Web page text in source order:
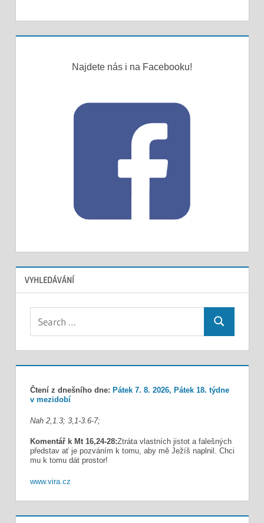
Najdete nás i na Facebooku!
VYHLEDÁVÁNÍ
Search
Čtení z dnešního dne: Pátek 7. 8. 2026, Pátek 18. týdne
v mezidobí
Nah 2,1.3; 3,1-3.6-7;
Komentář k Mt 16,24-28:Ztráta vlastních jistot a falešných
představ ať je pozváním k tomu, aby mě Ježíš naplnil. Chci
mu k tomu dát prostor!
www.vira.cz